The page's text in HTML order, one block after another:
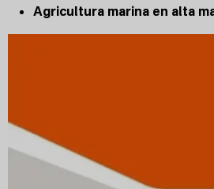
Agricultura marina en alta